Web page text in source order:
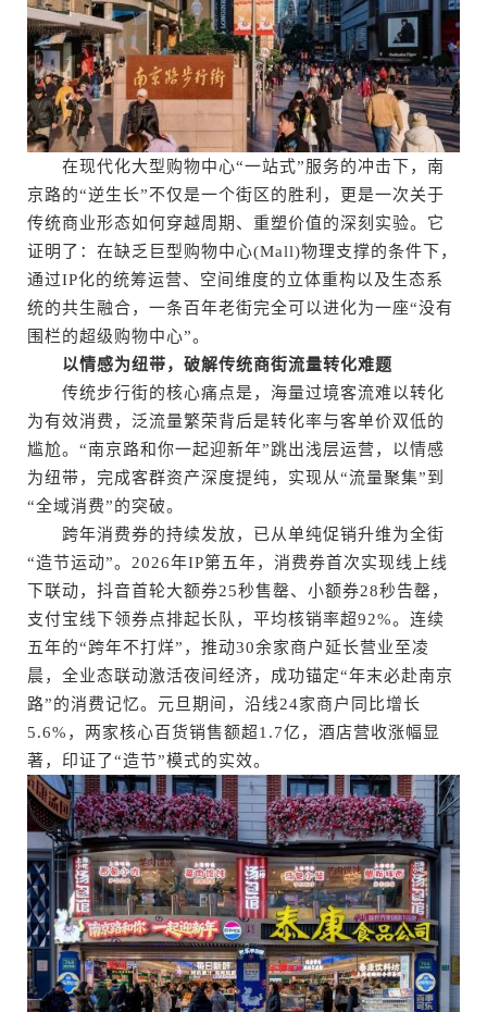
在现代化大型购物中心“一站式”服务的冲击下，南
京路的“逆生长”不仅是一个街区的胜利，更是一次关于
传统商业形态如何穿越周期、重塑价值的深刻实验。它
证明了：在缺乏巨型购物中心(Mall)物理支撑的条件下，
通过IP化的统筹运营、空间维度的立体重构以及生态系
统的共生融合，一条百年老街完全可以进化为一座“没有
围栏的超级购物中心”。
以情感为纽带，破解传统商街流量转化难题
传统步行街的核心痛点是，海量过境客流难以转化
为有效消费，泛流量繁荣背后是转化率与客单价双低的
尴尬。“南京路和你一起迎新年”跳出浅层运营，以情感
为纽带，完成客群资产深度提纯，实现从“流量聚集”到
“全域消费”的突破。
跨年消费券的持续发放，已从单纯促销升维为全街
“造节运动”。2026年IP第五年，消费券首次实现线上线
下联动，抖音首轮大额券25秒售罄、小额券28秒告罄，
支付宝线下领券点排起长队，平均核销率超92%。连续
五年的“跨年不打烊”，推动30余家商户延长营业至凌
晨，全业态联动激活夜间经济，成功锚定“年末必赴南京
路”的消费记忆。元旦期间，沿线24家商户同比增长
5.6%，两家核心百货销售额超1.7亿，酒店营收涨幅显
著，印证了“造节”模式的实效。